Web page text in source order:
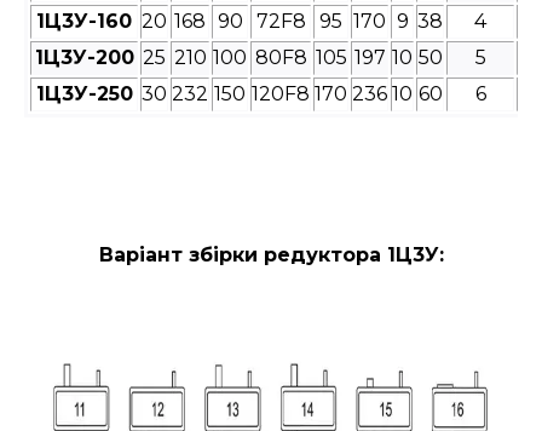
1Ц3У-160 20 168 90 72F8 95 170 9 38 4
1Ц3У-200 25 210 100 80F8 105 197 10 50 5
1Ц3У-250 30 232 150 120F8 170 236 10 60 6
Варіант збірки редуктора 1Ц3У: